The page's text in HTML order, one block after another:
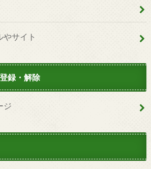
サイト
録・解除
ジ